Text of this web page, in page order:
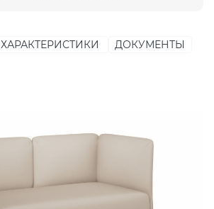
ХАРАКТЕРИСТИКИ ДОКУМЕНТЫ